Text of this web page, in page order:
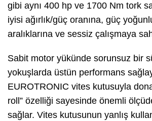
gibi aynı 400 hp ve 1700 Nm tork
iyisi ağırlık/güç oranına, güç
aralıklarına ve sessiz çalışmaya
Sabit motor yükünde sorunsuz bir
yokuşlarda üstün performans
EUROTRONIC vites kutusuyla
roll” özelliği sayesinde önemli
sağlar. Vites kutusunun yanlış